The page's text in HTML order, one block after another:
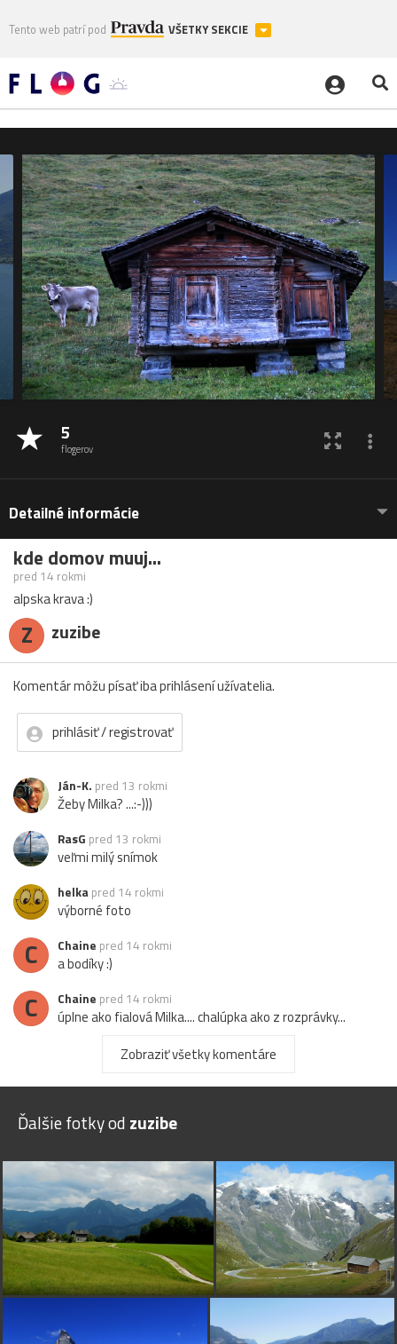
Tento web patrí pod VŠETKY SEKCIE
5
flogerov
Detailné informácie
kde domov muuj...
pred 14 rokmi
alpska krava :)
Z zuzibe
Komentár môžu písať iba prihlásení užívatelia.
prihlásiť / registrovať
Ján-K. pred 13 rokmi
Žeby Milka? ...:-)))
RasG pred 13 rokmi
veľmi milý snímok
helka pred 14 rokmi
výborné foto
C Chaine pred 14 rokmi
a bodíky :)
C Chaine pred 14 rokmi
úplne ako fialová Milka.... chalúpka ako z rozprávky...
Zobraziť všetky komentáre
Ďalšie fotky od zuzibe